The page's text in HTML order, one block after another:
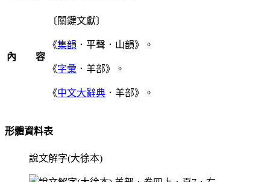
內 容
〔關鍵文獻〕
《集韻 ．平聲．山韻》。
《字彙 ．羊部》。
《中文大辭典 ．羊部》。
形體資料表
說文解字(大徐本)